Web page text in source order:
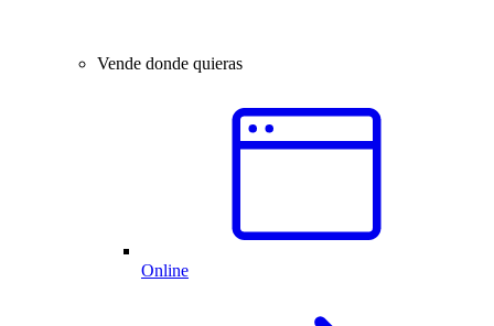
Vende donde quieras
Online